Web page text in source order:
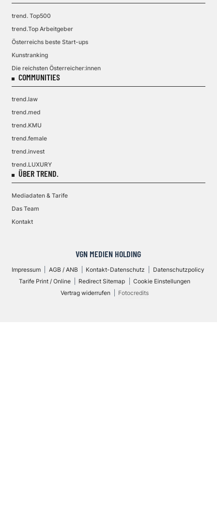
trend. Top500
trend.Top Arbeitgeber
Österreichs beste Start-ups
Kunstranking
Die reichsten Österreicher:innen
COMMUNITIES
trend.law
trend.med
trend.KMU
trend.female
trend.invest
trend.LUXURY
ÜBER TREND.
Mediadaten & Tarife
Das Team
Kontakt
VGN MEDIEN HOLDING
Impressum AGB / ANB Kontakt-Datenschutz
Datenschutzpolicy
Tarife Print / Online
Redirect Sitemap
Cookie Einstellungen
Vertrag widerrufen
Fotocredits